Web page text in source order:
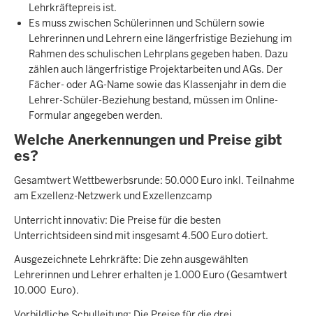
Lehrkräftepreis ist.
Es muss zwischen Schülerinnen und Schülern sowie
Lehrerinnen und Lehrern eine längerfristige Beziehung im
Rahmen des schulischen Lehrplans gegeben haben. Dazu
zählen auch längerfristige Projektarbeiten und AGs. Der
Fächer- oder AG-Name sowie das Klassenjahr in dem die
Lehrer-Schüler-Beziehung bestand, müssen im Online-
Formular angegeben werden.
Welche Anerkennungen und Preise gibt
es?
Gesamtwert Wettbewerbsrunde: 50.000 Euro inkl. Teilnahme
am Exzellenz-Netzwerk und Exzellenzcamp
Unterricht innovativ: Die Preise für die besten
Unterrichtsideen sind mit insgesamt 4.500 Euro dotiert.
Ausgezeichnete Lehrkräfte: Die zehn ausgewählten
Lehrerinnen und Lehrer erhalten je 1.000 Euro (Gesamtwert
10.000 Euro).